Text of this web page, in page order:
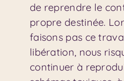
de reprendre le
propre destinée.
faisons pas ce
libération, nous
continuer à